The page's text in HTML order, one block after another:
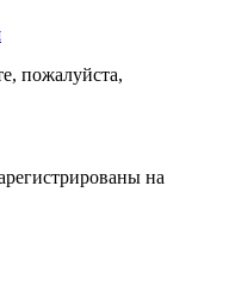
пожалуйста,
на